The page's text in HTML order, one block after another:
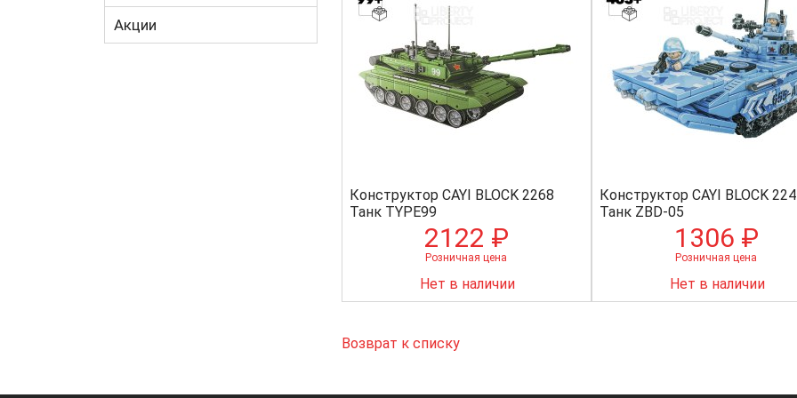
Акции
Конструктор CAYI BLOCK 2268
Танк TYPE99
2122 ₽
Розничная цена
Нет в наличии
Конструктор CAYI BLOCK
Танк ZBD-05
1306 ₽
Розничная цена
Нет в наличии
Возврат к списку